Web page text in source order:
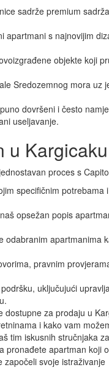
sadrže premium
apartmani s najnovijim
objekte koji
Sredozemnog mora uz
dovršeni i često
useljavanje.
u Kargicaku
proces s
specifičnim
opsežan popis
odabranim apartmanima
pravnim
uključujući
za prodaju u
i kako vam
tim iskusnih stručnjaka
pronađete apartman koji
započeli svoje istraživanje